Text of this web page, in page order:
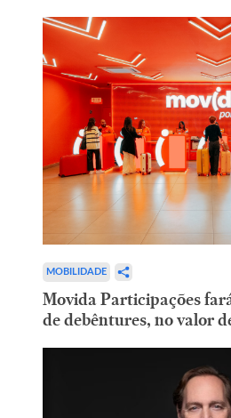
MOBILIDADE
Movida Participações
de debêntures, no valor